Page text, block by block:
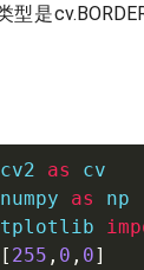
型是
cv2 as
numpy as
[ 255 , 0 , 0]